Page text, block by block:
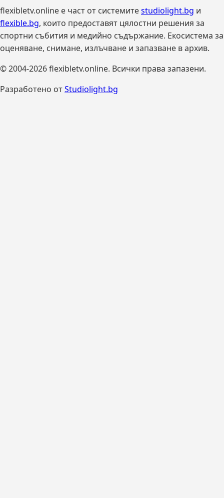
flexibletv.online е част от системитеstudiolight.bg и
flexible.bg, които предоставят цялостни решения за
спортни събития и медийно съдържание. Екосистема за
оценяване, снимане, излъчване и запазване в архив.
© 2004-2026 flexibletv.online. Всички права запазени.
Разработено отStudiolight.bg